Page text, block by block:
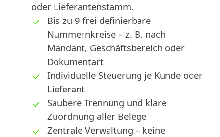
oder Lieferantenstamm.
Bis zu 9 frei definierbare
Nummernkreise – z. B. nach
Mandant, Geschäftsbereich oder
Dokumentart
Individuelle Steuerung je Kunde oder
Lieferant
Saubere Trennung und klare
Zuordnung aller Belege
Zentrale Verwaltung – keine